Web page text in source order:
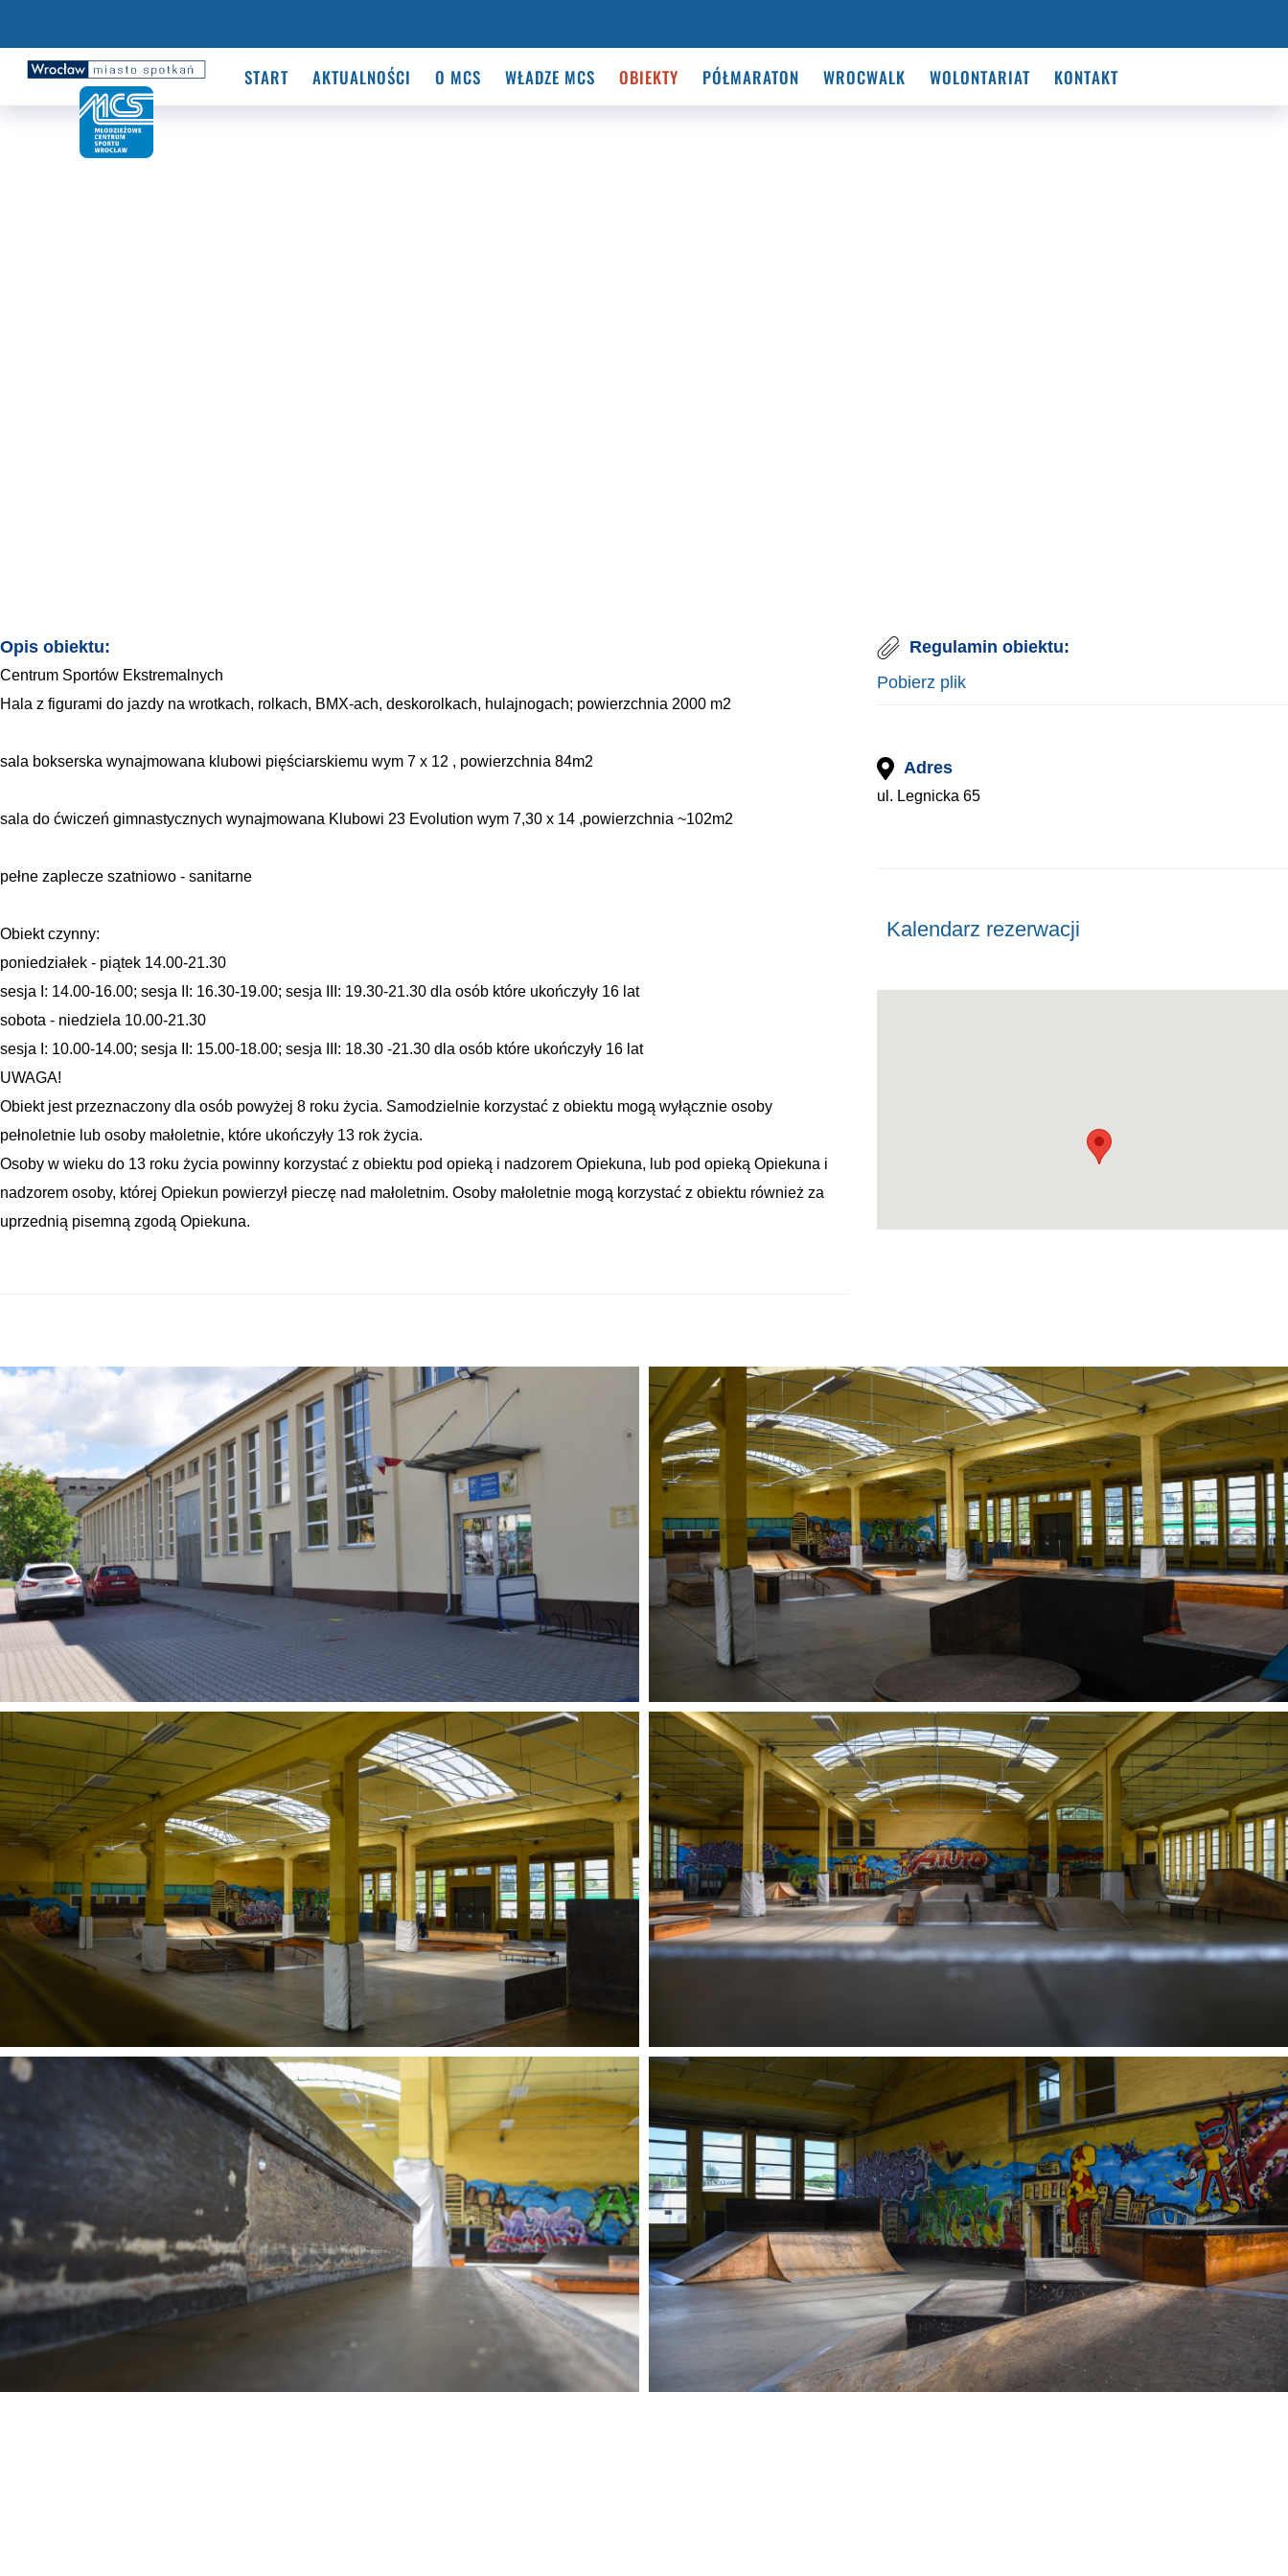
START AKTUALNOŚCI O MCS WŁADZE MCS OBIEKTY PÓŁMARATON WROCWALK WOLONTARIAT KONTAKT
Opis obiektu:
Centrum Sportów Ekstremalnych
Hala z figurami do jazdy na wrotkach, rolkach, BMX-ach, deskorolkach, hulajnogach; powierzchnia 2000 m2
sala bokserska wynajmowana klubowi pięściarskiemu wym 7 x 12 , powierzchnia 84m2
sala do ćwiczeń gimnastycznych wynajmowana Klubowi 23 Evolution wym 7,30 x 14 ,powierzchnia ~102m2
pełne zaplecze szatniowo - sanitarne
Obiekt czynny:
poniedziałek - piątek 14.00-21.30
sesja I: 14.00-16.00; sesja II: 16.30-19.00; sesja III: 19.30-21.30 dla osób które ukończyły 16 lat
sobota - niedziela 10.00-21.30
sesja I: 10.00-14.00; sesja II: 15.00-18.00; sesja III: 18.30 -21.30 dla osób które ukończyły 16 lat
UWAGA!
Obiekt jest przeznaczony dla osób powyżej 8 roku życia. Samodzielnie korzystać z obiektu mogą wyłącznie osoby
pełnoletnie lub osoby małoletnie, które ukończyły 13 rok życia.
Osoby w wieku do 13 roku życia powinny korzystać z obiektu pod opieką i nadzorem Opiekuna, lub pod opieką Opiekuna i
nadzorem osoby, której Opiekun powierzył pieczę nad małoletnim. Osoby małoletnie mogą korzystać z obiektu również za
uprzednią pisemną zgodą Opiekuna.
Regulamin obiektu:
Pobierz plik
Adres
ul. Legnicka 65
Kalendarz rezerwacji